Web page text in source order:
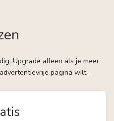
Upgrade alleen als je meer
pagina wilt.